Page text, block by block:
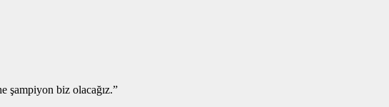
şampiyon biz olacağız.”